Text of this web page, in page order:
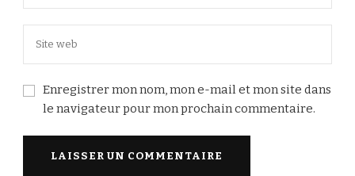
Enregistrer mon nom, mon e-mail et mon site dans
le navigateur pour mon prochain commentaire.